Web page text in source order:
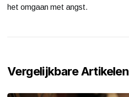
het omgaan met angst.
Vergelijkbare Artikelen